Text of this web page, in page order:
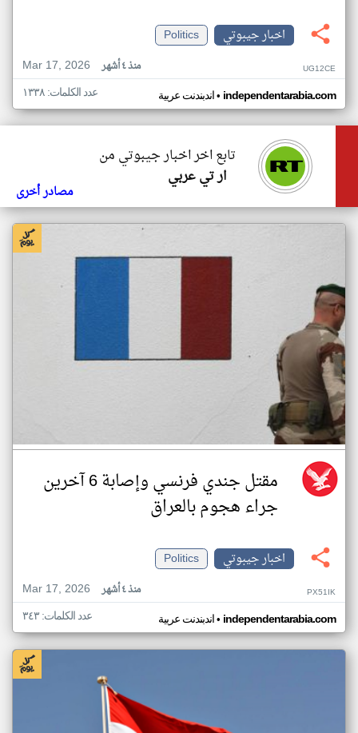
اخبار جيبوتي
Politics
Mar 17, 2026
منذ ٤ أشهر UG12CE
اندبندنت عربية• independentarabia.com عدد الكلمات: ١٣٣٨
تابع اخر اخبار جيبوتي من
ار تي عربي
مصادر أخرى
مقتل جندي فرنسي وإصابة 6 آخرين
جراء هجوم بالعراق
اخبار جيبوتي
Politics
Mar 17, 2026
منذ ٤ أشهر PX51IK
اندبندنت عربية• independentarabia.com عدد الكلمات: ٣٤٣